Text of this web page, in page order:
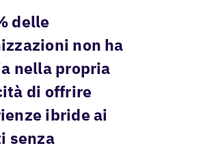
delle
non ha
nella propria
di offrire
ibride ai
senza